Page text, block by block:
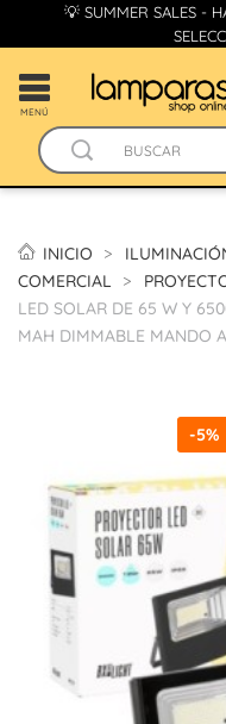
💡 SUMMER SALES -
MENÚ
INICIO
COMERCIAL
LED SOLAR DE 65 W Y
MAH DIMMABLE MANDO
-5%